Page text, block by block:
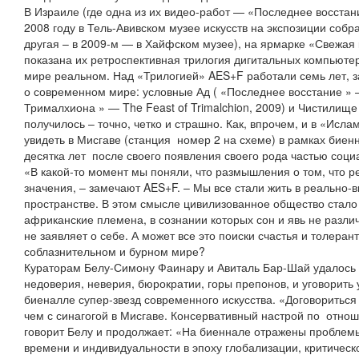
В Израиле (где одна из их видео-работ — «Последнее
2008 году в Тель-Авивском музее искусств на экспозиции
другая – в 2009-м — в Хайфском музее), на ярмарке «Свежая
показана их ретроспективная трилогия дигитальных
мире реальном. Над «Трилогией» AES+F работали семь лет,
о современном мире: условные Ад ( «Последнее восстание
Трималхиона » — The Feast of Trimalchion, 2009) и
получилось – точно, четко и страшно. Как, впрочем, и в
увидеть в Мисгаве (станция номер 2 на схеме) в рамках
десятка лет после своего появления своего рода частью
«В какой-то момент мы поняли, что размышления о том, что
значения, – замечают AES+F. – Мы все стали жить в реально-
пространстве. В этом смысле цивилизованное общество
африканские племена, в сознании которых сон и явь не
не заявляет о себе. А может все это поиски счастья и
соблазнительном и бурном мире?
Кураторам Белу-Симону Фаинару и Авиталь Бар-Шай удалось
недоверия, неверия, бюрократии, горы препонов, и уговорить
биеналле супер-звезд современного искусства.
чем с синагогой в Мисгаве. Консервативный настрой по
говорит Белу и продолжает: «На биеннале отражены
времени и индивидуальности в эпоху глобализации,